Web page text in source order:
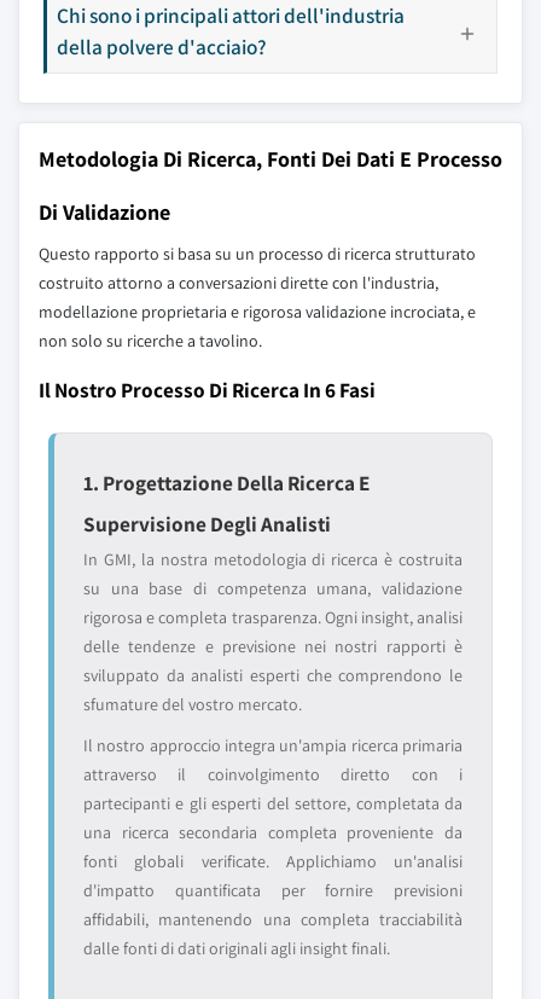
Chi sono i principali attori dell'industria
della polvere d'acciaio?
Metodologia Di Ricerca, Fonti Dei Dati E Processo
Di Validazione
Questo rapporto si basa su un processo di ricerca strutturato
costruito attorno a conversazioni dirette con l'industria,
modellazione proprietaria e rigorosa validazione incrociata, e
non solo su ricerche a tavolino.
Il Nostro Processo Di Ricerca In 6 Fasi
1. Progettazione Della Ricerca E
Supervisione Degli Analisti
In GMI, la nostra metodologia di ricerca è costruita
su una base di competenza umana, validazione
rigorosa e completa trasparenza. Ogni insight, analisi
delle tendenze e previsione nei nostri rapporti è
sviluppato da analisti esperti che comprendono le
sfumature del vostro mercato.
Il nostro approccio integra un'ampia ricerca primaria
attraverso il coinvolgimento diretto con i
partecipanti e gli esperti del settore, completata da
una ricerca secondaria completa proveniente da
fonti globali verificate. Applichiamo un'analisi
d'impatto quantificata per fornire previsioni
affidabili, mantenendo una completa tracciabilità
dalle fonti di dati originali agli insight finali.